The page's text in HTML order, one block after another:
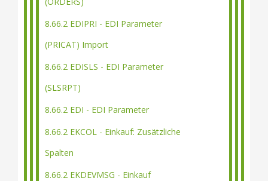
8.66.2 EDIPRI - EDI Parameter
(PRICAT) Import
8.66.2 EDISLS - EDI Parameter
(SLSRPT)
8.66.2 EDI - EDI Parameter
8.66.2 EKCOL - Einkauf: Zusätzliche
Spalten
8.66.2 EKDEVMSG - Einkauf